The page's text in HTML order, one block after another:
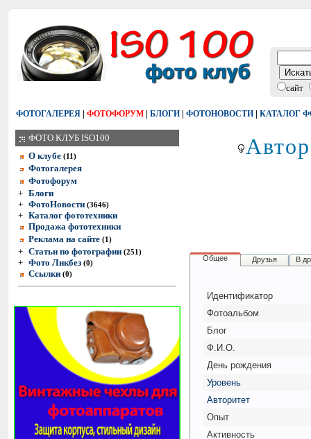
сайт
ФОТОГАЛЕРЕЯ | ФОТОФОРУМ | БЛОГИ | ФОТОНОВОСТИ | КАТАЛОГ
ФОТО КЛУБ ISO100
О клубе (11)
Фотогалерея
Фотофорум
+ Блоги
+ ФотоНовости (3646)
+ Каталог фототехники
Продажа фототехники
Реклама на сайте (1)
+ Статьи по фотографии (251)
+ Фото Ликбез (0)
Ссылки (0)
Общее Друзья В
Идентификатор
Фотоальбом
Блог
Ф.И.О.
День рождения
Уровень
Авторитет
Опыт
Активность